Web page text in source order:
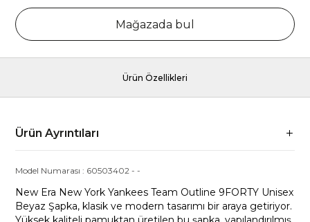
Mağazada bul
Ürün Özellikleri
Ürün Ayrıntıları
Model Numarası : 60503402 --
New Era New York Yankees Team Outline 9FORTY Unisex
Beyaz Şapka, klasik ve modern tasarımı bir araya getiriyor.